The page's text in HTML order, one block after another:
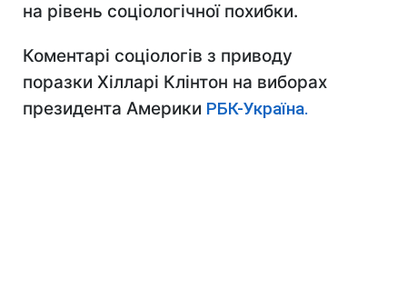
на рівень соціологічної похибки.
Коментарі соціологів з приводу
поразки Хілларі Клінтон на виборах
президента Америки РБК-Україна.